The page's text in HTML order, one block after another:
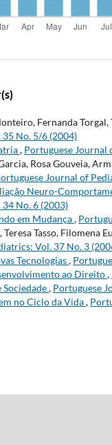
Fernanda
No. 5/6 (2004)
, Portuguese Journal
Rosa Gouveia,
Journal of
Neuro-
No. 6 (2003)
em Mudança,
Tasso, Filomena
Vol. 37 No. 3
Tecnologias,
ao Direito,
, Portuguese
no Ciclo da Vida,